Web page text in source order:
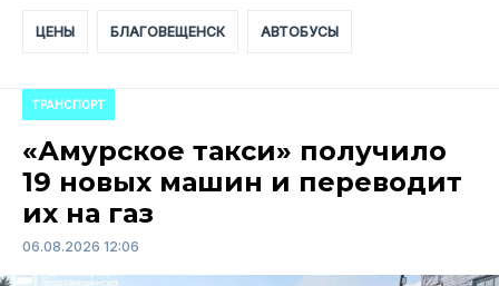
ЦЕНЫ БЛАГОВЕЩЕНСК АВТОБУСЫ
ТРАНСПОРТ
«Амурское такси» получило
19 новых машин и переводит
их на газ
06.08.2026 12:06